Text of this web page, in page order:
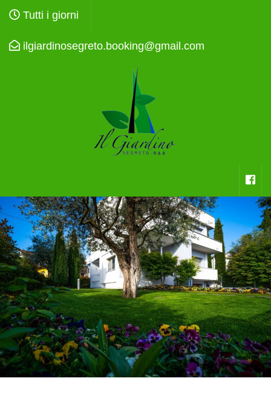
Zum
springen
Tutti i giorni
ilgiardinosegreto.booking@gmail.com